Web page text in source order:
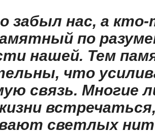
забыл нас, а
по
нашей. Тем
что
связь. Многие
светлых